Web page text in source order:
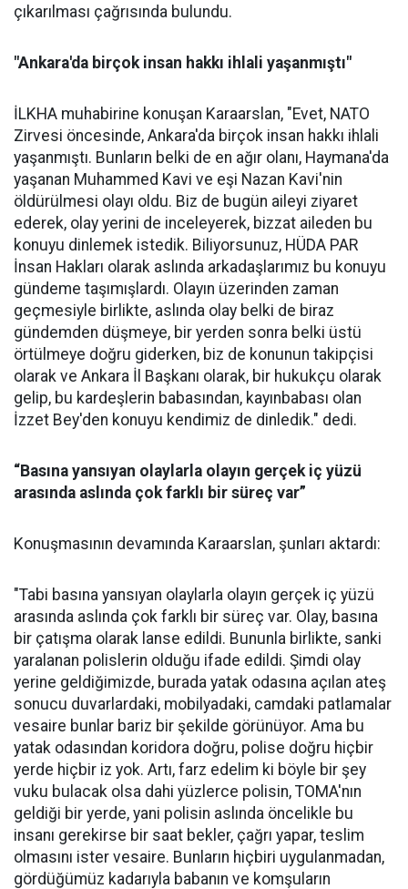
çıkarılması çağrısında bulundu.
"Ankara'da birçok insan hakkı ihlali yaşanmıştı"
İLKHA muhabirine konuşan Karaarslan, "Evet, NATO
Zirvesi öncesinde, Ankara'da birçok insan hakkı ihlali
yaşanmıştı. Bunların belki de en ağır olanı, Haymana'da
yaşanan Muhammed Kavi ve eşi Nazan Kavi'nin
öldürülmesi olayı oldu. Biz de bugün aileyi ziyaret
ederek, olay yerini de inceleyerek, bizzat aileden bu
konuyu dinlemek istedik. Biliyorsunuz, HÜDA PAR
İnsan Hakları olarak aslında arkadaşlarımız bu konuyu
gündeme taşımışlardı. Olayın üzerinden zaman
geçmesiyle birlikte, aslında olay belki de biraz
gündemden düşmeye, bir yerden sonra belki üstü
örtülmeye doğru giderken, biz de konunun takipçisi
olarak ve Ankara İl Başkanı olarak, bir hukukçu olarak
gelip, bu kardeşlerin babasından, kayınbabası olan
İzzet Bey'den konuyu kendimiz de dinledik." dedi.
“Basına yansıyan olaylarla olayın gerçek iç yüzü
arasında aslında çok farklı bir süreç var”
Konuşmasının devamında Karaarslan, şunları aktardı:
"Tabi basına yansıyan olaylarla olayın gerçek iç yüzü
arasında aslında çok farklı bir süreç var. Olay, basına
bir çatışma olarak lanse edildi. Bununla birlikte, sanki
yaralanan polislerin olduğu ifade edildi. Şimdi olay
yerine geldiğimizde, burada yatak odasına açılan ateş
sonucu duvarlardaki, mobilyadaki, camdaki patlamalar
vesaire bunlar bariz bir şekilde görünüyor. Ama bu
yatak odasından koridora doğru, polise doğru hiçbir
yerde hiçbir iz yok. Artı, farz edelim ki böyle bir şey
vuku bulacak olsa dahi yüzlerce polisin, TOMA'nın
geldiği bir yerde, yani polisin aslında öncelikle bu
insanı gerekirse bir saat bekler, çağrı yapar, teslim
olmasını ister vesaire. Bunların hiçbiri uygulanmadan,
gördüğümüz kadarıyla babanın ve komşuların